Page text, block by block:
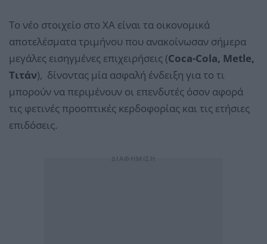
Το νέο στοιχείο στο ΧΑ είναι τα οικονομικά
αποτελέσματα τριμήνου που ανακοίνωσαν σήμερα
μεγάλες εισηγμένες επιχειρήσεις (Coca-Cola, Metle,
Τιτάν), δίνοντας μία ασφαλή ένδειξη για το τι
μπορούν να περιμένουν οι επενδυτές όσον αφορά
τις φετινές προοπτικές κερδοφορίας και τις ετήσιες
επιδόσεις.